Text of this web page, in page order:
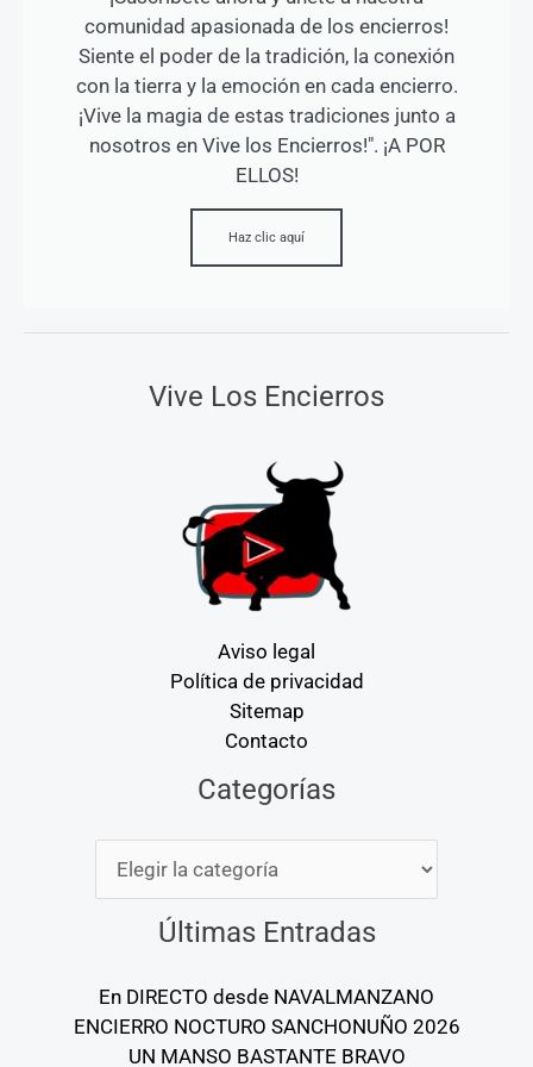
comunidad apasionada de los encierros!
Siente el poder de la tradición, la conexión
con la tierra y la emoción en cada encierro.
¡Vive la magia de estas tradiciones junto a
nosotros en Vive los Encierros!". ¡A POR
ELLOS!
Haz clic aquí
Vive Los Encierros
Aviso legal
Política de privacidad
Sitemap
Contacto
Categorías
Últimas Entradas
En DIRECTO desde NAVALMANZANO
ENCIERRO NOCTURO SANCHONUÑO 2026
UN MANSO BASTANTE BRAVO